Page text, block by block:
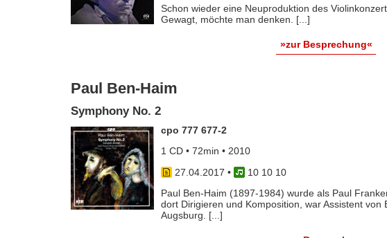
Schon wieder eine Neuproduktion des
Gewagt, möchte man denken. [...]
»zur Besprechung«
Paul Ben-Haim
Symphony No. 2
cpo 777 677-2
1 CD • 72min • 2010
27.04.2017 •
10 10 10
Paul Ben-Haim (1897-1984) wurde als Paul
dort Dirigieren und Komposition, war Assistent
Augsburg. [...]